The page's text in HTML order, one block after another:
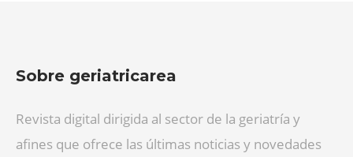
Sobre geriatricarea
Revista digital dirigida al sector de la geriatría y
afines que ofrece las últimas noticias y novedades